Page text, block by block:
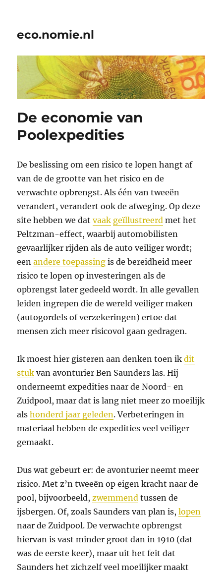
eco.nomie.nl
De economie van
Poolexpedities
De beslissing om een risico te lopen hangt af
van de de grootte van het risico en de
verwachte opbrengst. Als één van tweeën
verandert, verandert ook de afweging. Op deze
site hebben we datvaak geïllustreerd met het
Peltzman-effect, waarbij automobilisten
gevaarlijker rijden als de auto veiliger wordt;
eenandere toepassing is de bereidheid meer
risico te lopen op investeringen als de
opbrengst later gedeeld wordt. In alle gevallen
leiden ingrepen die de wereld veiliger maken
(autogordels of verzekeringen) ertoe dat
mensen zich meer risicovol gaan gedragen.
Ik moest hier gisteren aan denken toen ikdit
stuk van avonturier Ben Saunders las. Hij
onderneemt expedities naar de Noord- en
Zuidpool, maar dat is lang niet meer zo moeilijk
alshonderd jaar geleden. Verbeteringen in
materiaal hebben de expedities veel veiliger
gemaakt.
Dus wat gebeurt er: de avonturier neemt meer
risico. Met z’n tweeën op eigen kracht naar de
pool, bijvoorbeeld,zwemmend tussen de
ijsbergen. Of, zoals Saunders van plan is,lopen
naar de Zuidpool. De verwachte opbrengst
hiervan is vast minder groot dan in 1910 (dat
was de eerste keer), maar uit het feit dat
Saunders het zichzelf veel moeilijker maakt